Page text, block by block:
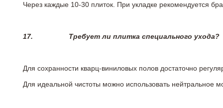
Через каждые 10-30 плиток. При укладке рекомендуется
17. Требует ли плитка специального ухода?
Для сохранности кварц-виниловых полов достаточно
Для идеальной чистоты можно использовать